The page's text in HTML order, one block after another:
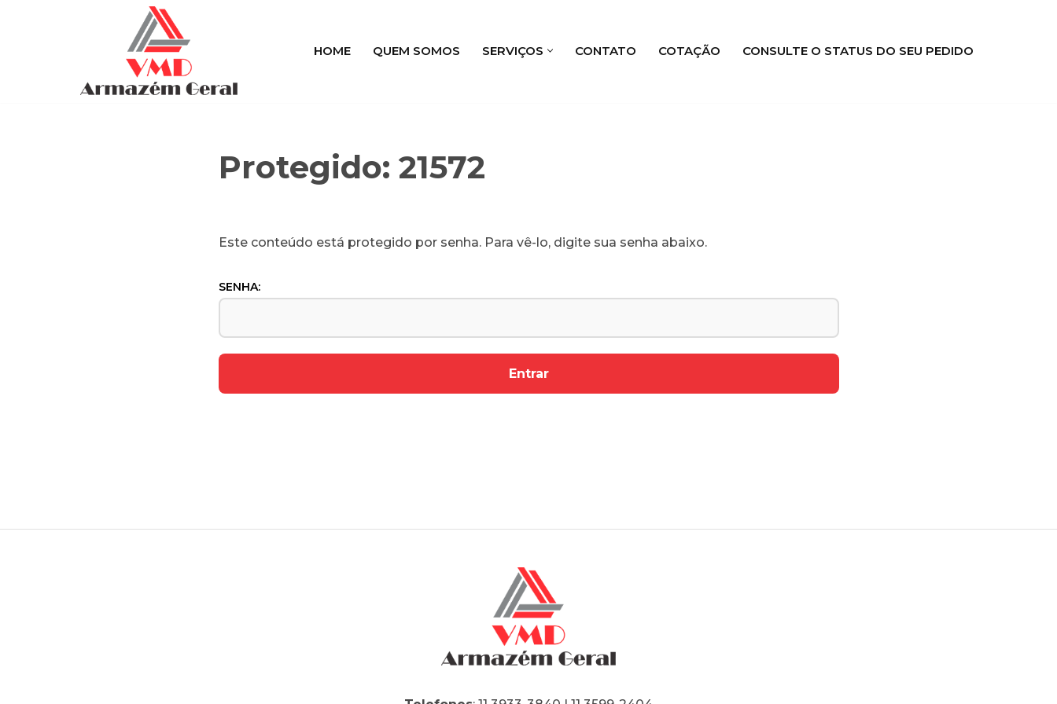
HOME QUEM SOMOS SERVIÇOS CONTATO COTAÇÃO CONSULTE O STATUS DO SEU PEDIDO
Protegido: 21572
Este conteúdo está protegido por senha. Para vê-lo, digite sua senha abaixo.
SENHA: